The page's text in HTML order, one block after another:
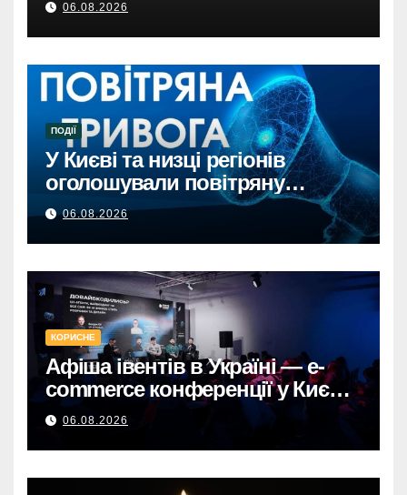
06.08.2026
ПОДІЇ
У Києві та низці регіонів
оголошували повітряну
тривогу через загрозу
балістикиПовітряна тривога в
Києві та регіонах: загроза
балістичної атаки.
06.08.2026
КОРИСНЕ
Афіша івентів в Україні — e-
commerce конференції у Києві,
що формують майбутнє
06.08.2026